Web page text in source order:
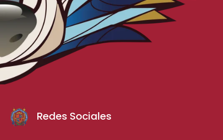
Redes Sociales